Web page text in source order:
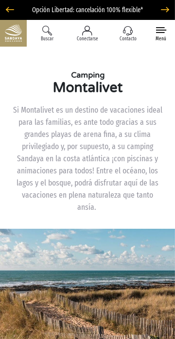
Opción Libertad: cancelación 100% flexible*
Buscar Conectarse Contacto Menú
Camping
Montalivet
Si Montalivet es un destino de vacaciones ideal
para las familias, es ante todo gracias a sus
grandes playas de arena fina, a su clima
privilegiado y, por supuesto, a su camping
Sandaya en la costa atlántica ¡con piscinas y
animaciones para todos! Entre el océano, los
lagos y el bosque, podrá disfrutar aquí de las
vacaciones en plena naturaleza que tanto
ansía.